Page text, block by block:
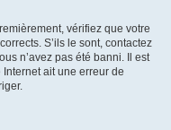
vérifiez que votre
S’ils le sont, contactez
n’avez pas été banni. Il est
ait une erreur de